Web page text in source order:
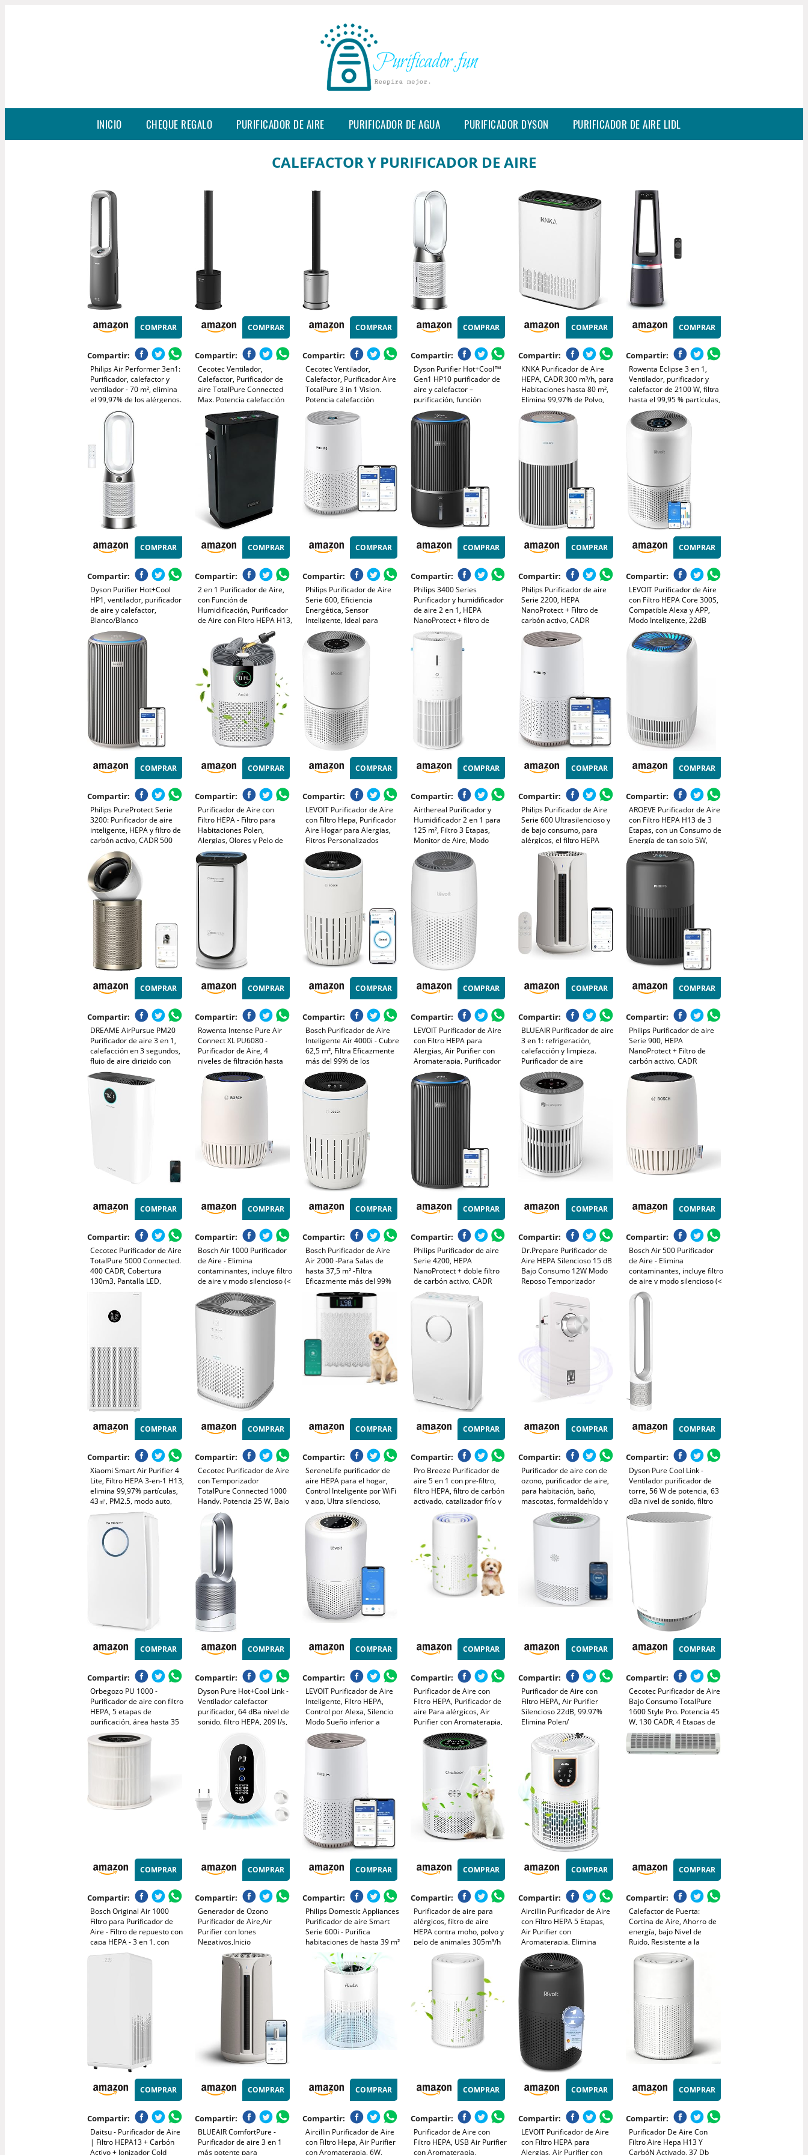
INICIO CHEQUE REGALO PURIFICADOR DE AIRE PURIFICADOR DE AGUA PURIFICADOR DYSON PURIFICADOR DE AIRE LIDL
CALEFACTOR Y PURIFICADOR DE AIRE
COMPRAR
Compartir:
Philips Air Performer 3en1:
Purificador, calefactor y
ventilador - 70 m², elimina
el 99,97% de los alérgenos.
Filtro HEPA, Sensores
inteligentes, Alexa, App.
COMPRAR
Compartir:
Cecotec Ventilador,
Calefactor, Purificador de
aire TotalPure Connected
Max. Potencia calefacción
2000W, Potencia ventilación
45W, Purificador de Aire,
Temporizador, Pantalla
LED, 14 Velocidades, APP
COMPRAR
Compartir:
Cecotec Ventilador,
Calefactor, Purificador Aire
TotalPure 3 in 1 Vision.
Potencia calefacción
2000W, Potencia ventilación
45 W, Función purificador
COMPRAR
Compartir:
Dyson Purifier Hot+Cool™
Gen1 HP10 purificador de
aire y calefactor –
purificación, función
calefacción y refrigeración
(Plata)
COMPRAR
Compartir:
KNKA Purificador de Aire
HEPA, CADR 300 m³/h, para
Habitaciones hasta 80 m²,
Elimina 99,97% de Polvo,
Polen y Olores, Sensor
Inteligente, Modo Auto y
Fumadores y Mascotas
COMPRAR
Compartir:
Rowenta Eclipse 3 en 1,
Ventilador, purificador y
calefactor de 2100 W, filtra
hasta el 99,95 % partículas,
silencioso, oscilación, luz
decorativa, encendido
programable, plata,
COMPRAR
Compartir:
Dyson Purifier Hot+Cool
HP1, ventilador, purificador
de aire y calefactor,
Blanco/Blanco
COMPRAR
Compartir:
2 en 1 Purificador de Aire,
con Función de
Humidificación, Purificador
de Aire con Filtro HEPA H13,
CADR 330m³/h a 80㎡,
Elimina 99.97% de Alergias
Polen Ácaros Humo Pelo de
Mascota, 22dB Modo de
Sueño
COMPRAR
Compartir:
Philips Purificador de Aire
Serie 600, Eficiencia
Energética, Sensor
Inteligente, Ideal para
Alérgicos, Filtro HEPA
99,97%, Cubre Hasta 44 m²,
Control por App Philips Air+,
Blanco (AC0651/10)
COMPRAR
Compartir:
Philips 3400 Series
Purificador y humidificador
de aire 2 en 1, HEPA
NanoProtect + filtro de
carbón activo,
humidificación higiénica a
650 ml/h, CADR 300 m³/h
COMPRAR
Compartir:
Philips Purificador de aire
Serie 2200, HEPA
NanoProtect + Filtro de
carbón activo, CADR
400m³/h para 104m²,
Personas alérgicas, Ultra
silencioso, Filtro inteligente
COMPRAR
Compartir:
LEVOIT Purificador de Aire
con Filtro HEPA Core 300S,
Compatible Alexa y APP,
Modo Inteligente, 22dB
Modo de Sueño Silencioso,
Elimina 99.97% de Alergia
Polen Ácaros Humo Pelo de
COMPRAR
Compartir:
Philips PureProtect Serie
3200: Purificador de aire
inteligente, HEPA y filtro de
carbón activo, CADR 500
m³/h para 130 m²,
ultrasilencioso, captura el
99,97% de alérgenos, App
conectada (AC3210/12)
COMPRAR
Compartir:
Purificador de Aire con
Filtro HEPA - Filtro para
Habitaciones Polen,
Alergias, Olores y Pelo de
Mascotas, con Esponja de
Aromaterapia, 7.2W y 3
Velocidades, Silencioso
Versión Mejorada
COMPRAR
Compartir:
LEVOIT Purificador de Aire
con Filtro Hepa, Purificador
Aire Hogar para Alergias,
Flitros Personalizados
Elimina 99,97% del Polen,
Polvo, Olores de Mascotas,
Modo Sueño y
Temporizador
COMPRAR
Compartir:
Airthereal Purificador y
Humidificador 2 en 1 para
125 m², Filtro 3 Etapas,
Monitor de Aire, Modo
Sueño Silencioso,
Humidificador con Monitor
Automático de Humedad,
COMPRAR
Compartir:
Philips Purificador de Aire
Serie 600 Ultrasilencioso y
de bajo consumo, para
alérgicos, el filtro HEPA
elimina el 99,97% de los
contaminantes, cubre hasta
44m2, controlado por app,
blanco (AC0650/10)
COMPRAR
Compartir:
AROEVE Purificador de Aire
con Filtro HEPA H13 de 3
Etapas, con un Consumo de
Energía de tan solo 5W,
Silencioso a 22db con
Aroma, Combate el Polen,
COMPRAR
Compartir:
DREAME AirPursue PM20
Purificador de aire 3 en 1,
calefacción en 3 segundos,
flujo de aire dirigido con
cobertura de 120°, limpia
100m² en 15 minutos,
filtración del 99,97% y 7
sensores inteligentes
COMPRAR
Compartir:
Rowenta Intense Pure Air
Connect XL PU6080 -
Purificador de Aire, 4
niveles de filtración hasta
140 m² con sensor de nivel
de contaminación y gas de
ajuste automático
conectable mediante app
COMPRAR
Compartir:
Bosch Purificador de Aire
Inteligente Air 4000i - Cubre
62,5 m², Filtra Eficazmente
más del 99% de los
Contaminantes, Filtro de
Aire, Modo Auto/Resposo (<
25 dB(A)) - CADR: 300 m³/h -
Funciona con App
COMPRAR
Compartir:
LEVOIT Purificador de Aire
con Filtro HEPA para
Alergias, Air Purifier con
Aromaterapia, Purificador
Aire Silencioso 25dB, Bajo
Consumo de Energía de 7W,
Core Mini
COMPRAR
Compartir:
BLUEAIR Purificador de aire
3 en 1: refrigeración,
calefacción y limpieza.
Purificador de aire
silencioso HEPA para el
hogar, mascotas, alergias,
polvo, humo y olores.
Blueair ComfortPure T10i.
COMPRAR
Compartir:
Philips Purificador de aire
Serie 900, HEPA
NanoProtect + Filtro de
carbón activo, CADR
250m³/h para alérgicos de
65m², silencioso, inteligente
(AC0951/13)
COMPRAR
Compartir:
Cecotec Purificador de Aire
TotalPure 5000 Connected.
400 CADR, Cobertura
130m3, Pantalla LED,
Control por Wi-Fi
COMPRAR
Compartir:
Bosch Air 1000 Purificador
de Aire - Elimina
contaminantes, incluye filtro
de aire y modo silencioso (<
25 dB(A)) - para superficies
de hasta 23 m² - con modo
automático - CADR: 100
m³/h
COMPRAR
Compartir:
Bosch Purificador de Aire
Air 2000 -Para Salas de
hasta 37,5 m² -Filtra
Eficazmente más del 99%
de los Contaminantes,
Incluye Filtro de Aire, Modos
Automático y Reposo (< 25
dB(A)) - CADR: 180 m³/h
COMPRAR
Compartir:
Philips Purificador de aire
Serie 4200, HEPA
NanoProtect + doble filtro
de carbón activo, CADR
600m³/h para 156m², ultra
silencioso, inteligente y de
bajo consumo (AC4221/11)
COMPRAR
Compartir:
Dr.Prepare Purificador de
Aire HEPA Silencioso 15 dB
Bajo Consumo 12W Modo
Reposo Temporizador
Elimina 99,97% de Polen,
Polvo, Pelo de Mascotas y
Humo Prefiltro Lavable para
Dormitorios y Oficinas
COMPRAR
Compartir:
Bosch Air 500 Purificador
de Aire - Elimina
contaminantes, incluye filtro
de aire y modo silencioso (<
25 dB(A)) - para
habitaciones de hasta 23 m²
COMPRAR
Compartir:
Xiaomi Smart Air Purifier 4
Lite, Filtro HEPA 3-en-1 H13,
elimina 99,97% partículas,
43㎡, PM2.5, modo auto,
control vocal Alexa y
Google, silencioso
dormitorio oficina
COMPRAR
Compartir:
Cecotec Purificador de Aire
con Temporizador
TotalPure Connected 1000
Handy. Potencia 25 W, Bajo
Consumo, 60 CADR, 3
Etapas de filtrado, 3
Velocidades, Cobertura 25
COMPRAR
Compartir:
SereneLife purificador de
aire HEPA para el hogar,
Control Inteligente por WiFi
y app, Ultra silencioso,
Elimina polvo, Pelo de
mascotas y olores, Cubre
hasta 167 m²
COMPRAR
Compartir:
Pro Breeze Purificador de
aire 5 en 1 con pre-filtro,
filtro HEPA, filtro de carbón
activado, catalizador frío y
generador de iones
negativos. Contra las
alergias y los olores (CADR
218, 40 m²)
COMPRAR
Compartir:
Purificador de aire con de
ozono, purificador de aire,
para habitación, baño,
mascotas, formaldehído y
olores, alta eficiencia -
Blanco
COMPRAR
Compartir:
Dyson Pure Cool Link -
Ventilador purificador de
torre, 56 W de potencia, 63
dBa nivel de sonido, filtro
HEPA, 410 l/s, color blanco
COMPRAR
Compartir:
Orbegozo PU 1000 -
Purificador de aire con filtro
HEPA, 5 etapas de
purificación, área hasta 35
m2, temporizador, panel
táctil, contra alérgenos y
olores, 45 W
COMPRAR
Compartir:
Dyson Pure Hot+Cool Link -
Ventilador calefactor
purificador, 64 dBa nivel de
sonido, filtro HEPA, 209 l/s,
COMPRAR
Compartir:
LEVOIT Purificador de Aire
Inteligente, Filtro HEPA,
Control por Alexa, Silencio
Modo Sueño inferior a
24dB, Elimina 99,97% de
Alergia Polen Olor y Caspa
de Mascota,Blanco
COMPRAR
Compartir:
Purificador de Aire con
Filtro HEPA, Purificador de
aire Para alérgicos, Air
Purifier con Aromaterapia,
Elimina de Alergia Polen
Olor y Caspa de Mascota,
humo, Blanco
COMPRAR
Compartir:
Purificador de Aire con
Filtro HEPA, Air Purifier
Silencioso 22dB, 99.97%
Elimina Polen/
Ácaros/Olores, 3
Velocidades, 2 Modes, APP
Control, Temporizador
2H/4H/8H, Ideal para
Alergias y Mascotas
COMPRAR
Compartir:
Cecotec Purificador de Aire
Bajo Consumo TotalPure
1600 Style Pro. Potencia 45
W, 130 CADR, 4 Etapas de
filtrado, Temporizador,
Motor DC, 3 Velocidades,
Cobertura de 40 m3
COMPRAR
Compartir:
Bosch Original Air 1000
Filtro para Purificador de
Aire - Filtro de repuesto con
capa HEPA - 3 en 1, con
filtro de carbón activo - para
polvo, polvo fino y olores en
COMPRAR
Compartir:
Generador de Ozono
Purificador de Aire,Air
Purifier con Iones
Negativos,Inicio
Desodorizando
Esterilizador de Ozono Para
BañO,con Casa Nueva,con
Cables,Blanco
COMPRAR
Compartir:
Philips Domestic Appliances
Purificador de aire Smart
Serie 600i - Purifica
habitaciones de hasta 39 m²
- Elimina el 99,5% de polen,
polvo, conectividad Wi-Fi -
AC0650/20
COMPRAR
Compartir:
Purificador de aire para
alérgicos, filtro de aire
HEPA contra moho, polvo y
pelo de animales 305m³/h
CADR para dormitorios de
hasta 110m², indicador de
COMPRAR
Compartir:
Aircillin Purificador de Aire
con Filtro HEPA 5 Etapas,
Air Purifier con
Aromaterapia, Elimina
99.97% Polen, Caspa, Humo
y Olores, Silencio 25dB
Modo Sueño,
Temporizador, Luz, Bajo
Consumo 12W
COMPRAR
Compartir:
Calefactor de Puerta:
Cortina de Aire, Ahorro de
energía, bajo Nivel de
Ruido, Resistente a la
corrosión. Purifica el Aire
Interior y aísla el Polvo y el
COMPRAR
Compartir:
Daitsu - Purificador de Aire
| Filtro HEPA13 + Carbón
Activo + Ionizador Cold
COMPRAR
Compartir:
BLUEAIR ComfortPure -
Purificador de aire 3 en 1
más potente para
COMPRAR
Compartir:
Aircillin Purificador de Aire
con Filtro Hepa, Air Purifier
con Aromaterapia, 6W,
COMPRAR
Compartir:
Purificador de Aire con
Filtro HEPA, USB Air Purifier
con Aromaterapia,
COMPRAR
Compartir:
LEVOIT Purificador de Aire
con Filtro HEPA para
Alergias, Air Purifier con
COMPRAR
Compartir:
Purificador De Aire Con
Filtro Aire Hepa H13 Y
CarbóN Activado, 37 Db